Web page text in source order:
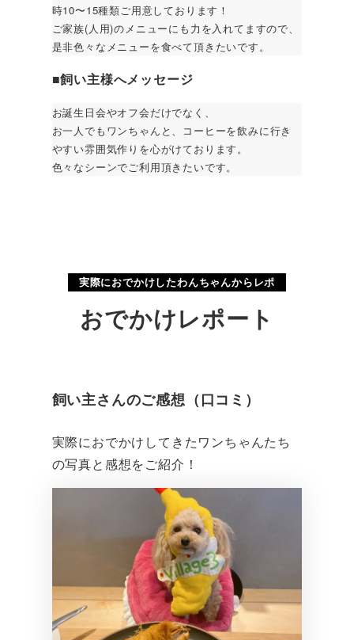
時10〜15種類ご用意しております！
ご家族(人用)のメニューにも力を入れてますので、
是非色々なメニューを食べて頂きたいです。
■飼い主様へメッセージ
お誕生日会やオフ会だけでなく、
お一人でもワンちゃんと、コーヒーを飲みに行き
やすい雰囲気作りを心がけております。
色々なシーンでご利用頂きたいです。
実際におでかけしたわんちゃんからレポ
おでかけレポート
飼い主さんのご感想（口コミ）
実際におでかけしてきたワンちゃんたち
の写真と感想をご紹介！